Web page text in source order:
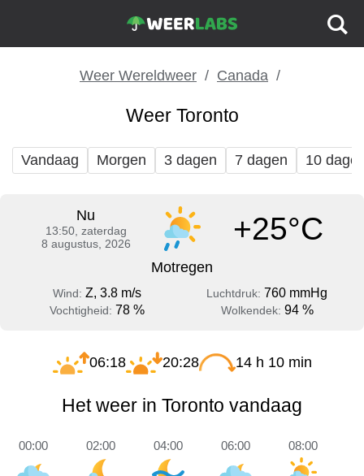
Weer Wereldweer Canada
Weer Toronto
Vandaag Morgen 3 dagen 7 dagen 10
Nu
13:50, zaterdag
8 augustus, 2026
+25°C
Motregen
Wind: Z, 3.8 m/s Luchtdruk: 760 mmHg
Vochtigheid: 78 % Wolkendek: 94 %
06:18 20:28 14 h 10 min
Het weer in Toronto vandaag
00:00 02:00 04:00 06:00 08:00